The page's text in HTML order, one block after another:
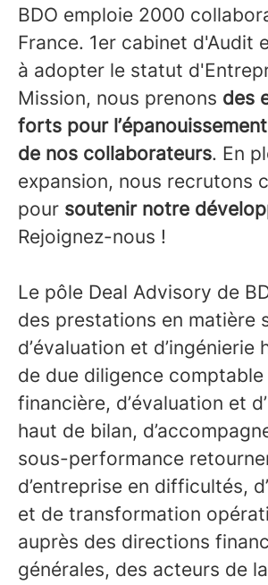
BDO emploie 2000
France. 1er cabinet d'Audit
à adopter le statut
Mission, nous prenons des
forts pour
de nos collaborateurs. En
expansion, nous recrutons
pour soutenir notre
Rejoignez-nous !
Le pôle Deal Advisory de
des prestations en matière
d’évaluation et d’ingénierie
de due diligence comptable
financière, d’évaluation et
haut de bilan,
sous-performance
d’entreprise en difficultés,
et de transformation
auprès des directions
générales, des acteurs de la